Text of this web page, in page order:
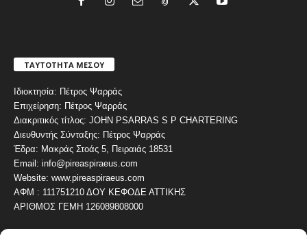
ΤΑΥΤΟΤΗΤΑ ΜΕΣΟΥ
Ιδιοκτησία: Πέτρος Ψαρράς
Επιχείρηση: Πέτρος Ψαρράς
Διακριτικός τίτλος: JOHN PSARRAS S P CHARTERING
Διευθυντής Σύνταξης: Πέτρος Ψαρράς
Έδρα: Μακράς Στοάς 5, Πειραιάς 18531
Email: info@pireaspiraeus.com
Website: www.pireaspiraeus.com
ΑΦΜ : 111751210 ΔΟΥ ΚΕΦΟΔΕ ΑΤΤΙΚΗΣ
ΑΡΙΘΜΟΣ ΓΕΜΗ 126089808000